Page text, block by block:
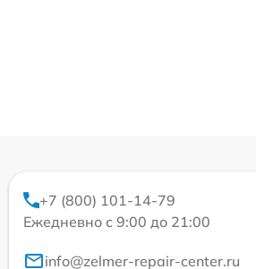
+7 (800) 101-14-79
Ежедневно с 9:00 до 21:00
info@zelmer-repair-center.ru